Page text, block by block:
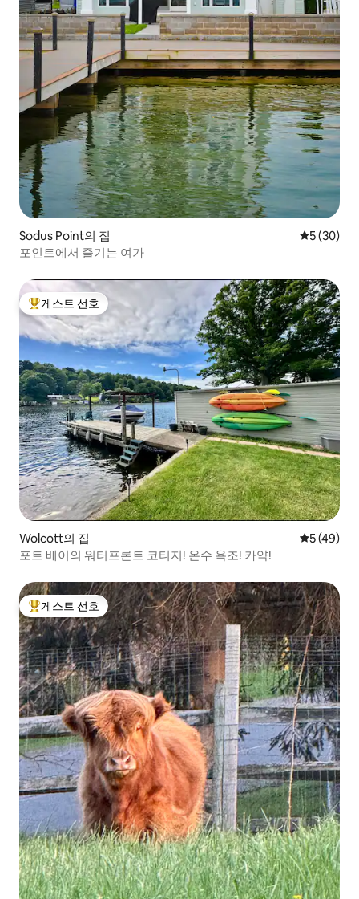
Sodus Point의 집 평점 5점(5
5 (30)
포인트에서 즐기는 여가
상위 게스트 선호
게스트 선호
Wolcott의 집 평점 5점(5
5 (49)
포트 베이의 워터프론트 코티지! 온수 욕조! 카약!
상위 게스트 선호
게스트 선호